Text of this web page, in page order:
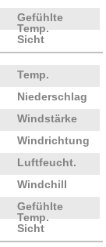
Gefühlte
Temp.
Sicht
Temp.
Niederschlag
Windstärke
Windrichtung
Luftfeucht.
Windchill
Gefühlte
Temp.
Sicht